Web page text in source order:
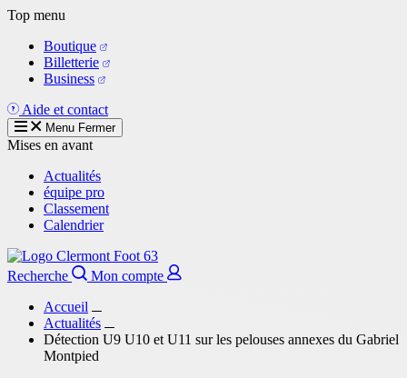
Aller
contenu
principal
Top menu
Boutique
Billetterie
Business
Aide et contact
Menu Fermer
Mises en avant
Actualités
équipe pro
Classement
Calendrier
Recherche
Mon compte
Accueil
Actualités
Détection U9 U10 et U11 sur les pelouses annexes du Gabriel
Montpied